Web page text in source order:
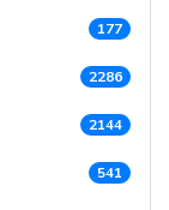
177
2286
2144
541